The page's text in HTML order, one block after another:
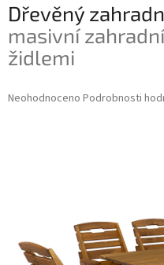
Dřevěný
masivní
židlemi
Průměrné
Neohodnoceno Podrobnosti